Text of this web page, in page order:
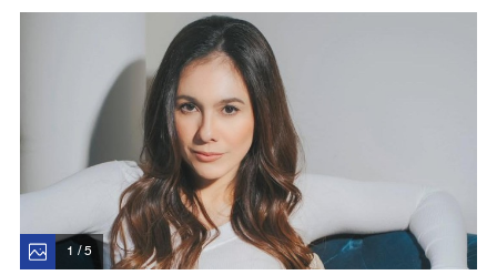
1 / 5